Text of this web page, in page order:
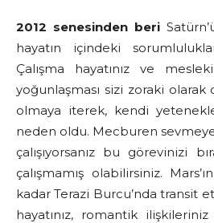
2012 senesinden beri
hayatın içindeki
Çalışma hayatınız ve
yoğunlaşması sizi zoraki
olmaya iterek, kendi
neden oldu. Mecburen
çalışıyorsanız bu görevinizi
çalışmamış olabilirsiniz.
kadar Terazi Burcu’nda transit
hayatınız, romantik